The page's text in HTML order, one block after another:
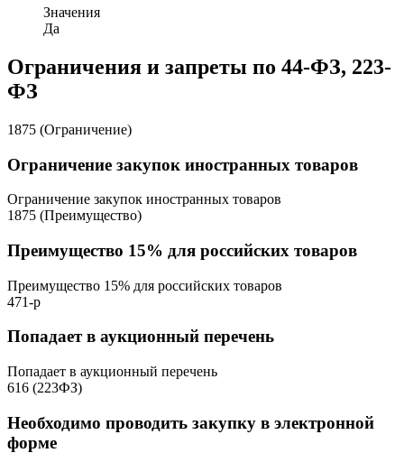
Значения
Да
Ограничения и запреты по 44-ФЗ, 223-
ФЗ
1875 (Ограничение)
Ограничение закупок иностранных товаров
Ограничение закупок иностранных товаров
1875 (Преимущество)
Преимущество 15% для российских товаров
Преимущество 15% для российских товаров
471-р
Попадает в аукционный перечень
Попадает в аукционный перечень
616 (223ФЗ)
Необходимо проводить закупку в электронной
форме